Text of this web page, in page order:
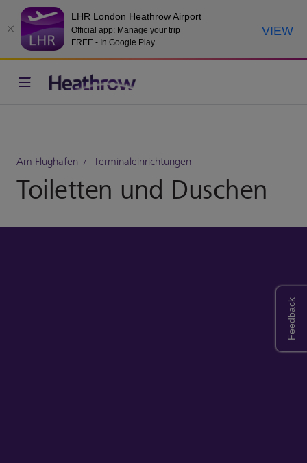
LHR London Heathrow Airport
Official app: Manage your trip
FREE - In Google Play
VIEW
Am Flughafen Terminaleinrichtungen
Toiletten und Duschen
Feedback